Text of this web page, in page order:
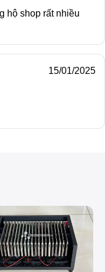
hộ shop rất nhiều
15/01/2025